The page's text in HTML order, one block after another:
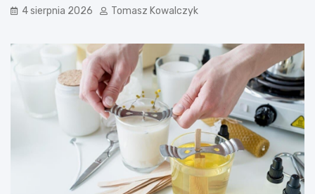
4 sierpnia 2026 Tomasz Kowalczyk